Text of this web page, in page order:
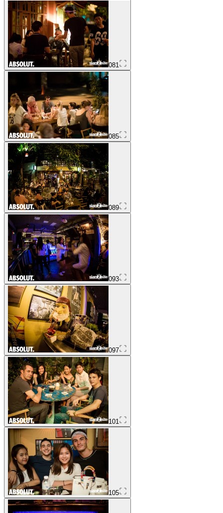
081
085
089
093
097
101
105